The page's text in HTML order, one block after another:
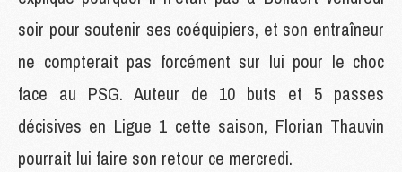
soir pour soutenir ses coéquipiers, et son entraîneur
ne compterait pas forcément sur lui pour le choc
face au PSG. Auteur de 10 buts et 5 passes
décisives en Ligue 1 cette saison, Florian Thauvin
pourrait lui faire son retour ce mercredi.